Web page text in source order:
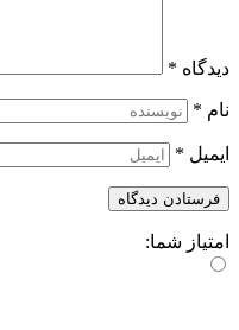
دیدگاه *
نام *
ایمیل *
امتیاز شما: